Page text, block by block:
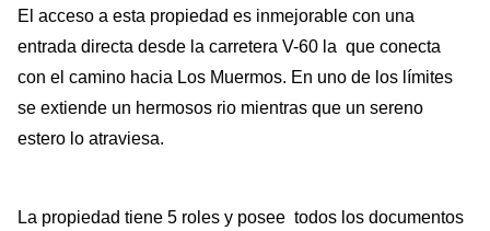
El acceso a esta propiedad es inmejorable con una
entrada directa desde la carretera V-60 la que conecta
con el camino hacia Los Muermos. En uno de los límites
se extiende un hermosos rio mientras que un sereno
estero lo atraviesa.
La propiedad tiene 5 roles y posee todos los documentos